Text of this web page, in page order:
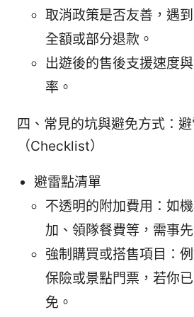
取消政策是否友善，遇
全額或部分退款。
出遊後的售後支援速度
率。
四、常見的坑與避免方式：
（Checklist）
避雷點清單
不透明的附加費用：如
加、領隊餐費等，需事
強制購買或搭售項目：
保險或景點門票，若你
免。